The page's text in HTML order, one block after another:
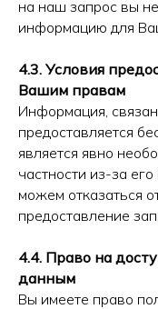
на наш запрос вы
информацию для
4.3. Условия
Вашим правам
Информация,
предоставляется
является явно
частности из-за
можем отказаться
предоставление
4.4. Право на
данным
Вы имеете право